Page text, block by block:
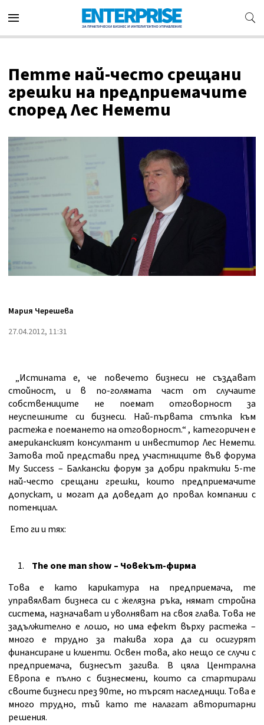
Петте най-често срещани
грешки на предприемачите
според Лес Немети
Мария Черешева
27.04.2012, 11:31
„Истината е, че повечето бизнеси не създават
стойност, и в по-голямата част от случаите
собствениците не поемат отговорност за
неуспешните си бизнеси. Най-първата стъпка към
растежа е поемането на отговорност.“ , категоричен е
американският консултант и инвеститор Лес Немети.
Затова той представи пред участниците във форума
My Success – Балкански форум за добри практики 5-те
най-често срещани грешки, които предприемачите
допускат, и могат да доведат до провал компании с
потенциал.
Ето ги и тях:
The one man show – Човекът-фирма
Това е като карикатура на предприемача, те
управялват бизнеса си с желязна ръка, нямат стройна
система, назначават и уволняват на своя глава. Това не
задължително е лошо, но има ефект върху растежа –
много е трудно за такива хора да си осигурят
финансиране и клиенти. Освен това, ако нещо се случи с
предприемача, бизнесът загива. В цяла Централна
Европа е пълно с бизнесмени, които са стартирали
своите бизнеси през 90те, но търсят наследници. Това е
много трудно, тъй като те налагат авторитарни
решения.